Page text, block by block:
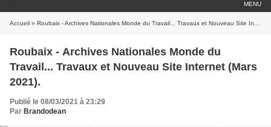
MENU
Accueil » Roubaix - Archives Nationales Monde du Travail... Travaux et Nouveau Site Internet (Mars 2021).
Roubaix - Archives Nationales Monde du
Travail... Travaux et Nouveau Site Internet (Mars
2021).
Publié le 08/03/2021 à 23:29
Par Brandodean